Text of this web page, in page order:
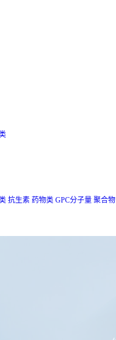
抗生素 药物类 GPC分子量 聚合物